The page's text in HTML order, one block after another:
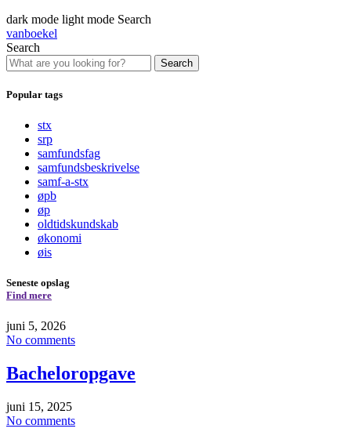
dark mode light mode Search
vanboekel
Search
Search
Popular tags
stx
srp
samfundsfag
samfundsbeskrivelse
samf-a-stx
øpb
øp
oldtidskundskab
økonomi
øis
Seneste opslag
Find mere
juni 5, 2026
No comments
Bacheloropgave
juni 15, 2025
No comments